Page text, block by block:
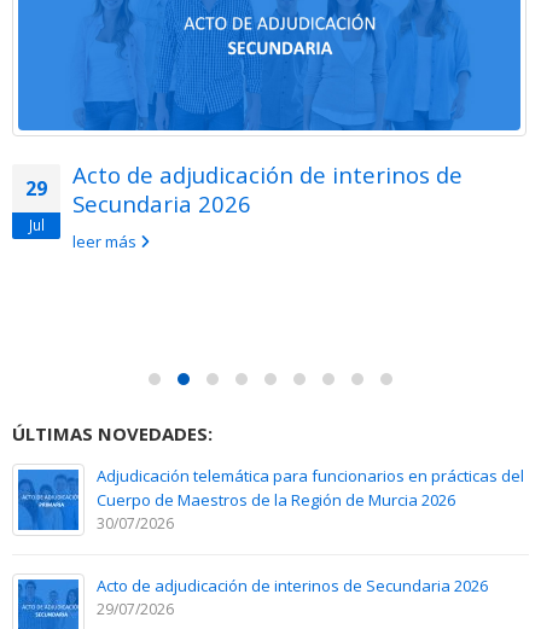
29
Jul
Acto de adjudicación de interinos de
Secundaria 2026
leer más
ÚLTIMAS NOVEDADES:
Adjudicación telemática para funcionarios en prácticas del
Cuerpo de Maestros de la Región de Murcia 2026
30/07/2026
Acto de adjudicación de interinos de Secundaria 2026
29/07/2026